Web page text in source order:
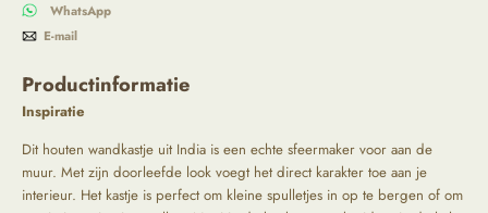
WhatsApp
E-mail
Productinformatie
Inspiratie
Dit houten wandkastje uit India is een echte sfeermaker voor aan de
muur. Met zijn doorleefde look voegt het direct karakter toe aan je
interieur. Het kastje is perfect om kleine spulletjes in op te bergen of om